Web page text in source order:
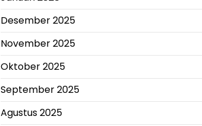
Desember 2025
November 2025
Oktober 2025
September 2025
Agustus 2025